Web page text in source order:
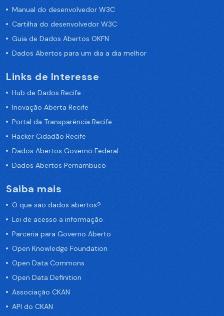
Manual do desenvolvedor W3C
Cartilha do desenvolvedor W3C
Guia de Dados Abertos OKFN
Dados Abertos para um dia a dia melhor
Links de Interesse
Hub de Dados Recife
Inovação Aberta Recife
Portal da Transparência Recife
Hacker Cidadão Recife
Dados Abertos Governo Federal
Dados Abertos Pernambuco
Saiba mais
O que são dados abertos?
Lei de acesso a informação
Parceria para Governo Aberto
Open Knowledge Foundation
Open Data Commons
Open Data Definition
Associação CKAN
API do CKAN